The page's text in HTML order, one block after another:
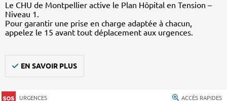
Le CHU de Montpellier active le Plan Hôpital en Tension –
Niveau 1.
Pour garantir une prise en charge adaptée à chacun,
appelez le 15 avant tout déplacement aux urgences.
EN SAVOIR PLUS
URGENCES ACCÈS RAPIDES